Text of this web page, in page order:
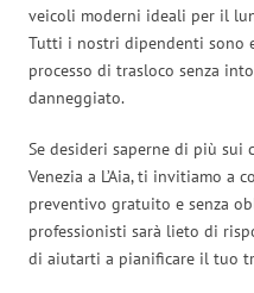
veicoli moderni ideali per il
Tutti i nostri dipendenti sono
processo di trasloco senza
danneggiato.
Se desideri saperne di più sui
Venezia a L’Aia, ti invitiamo a
preventivo gratuito e senza
professionisti sarà lieto di
di aiutarti a pianificare il tuo